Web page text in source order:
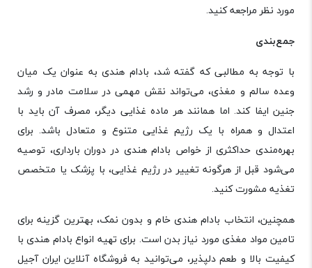
مورد نظر مراجعه کنید.
جمع‌بندی
با توجه به مطالبی که گفته شد، بادام هندی به عنوان یک میان
‌وعده سالم و مغذی، می‌تواند نقش مهمی در سلامت مادر و رشد
جنین ایفا کند. اما همانند هر ماده غذایی دیگر، مصرف آن باید با
اعتدال و همراه با یک رژیم غذایی متنوع و متعادل باشد. برای
بهره‌مندی حداکثری از خواص بادام هندی در دوران بارداری، توصیه
می‌شود قبل از هرگونه تغییر در رژیم غذایی، با پزشک یا متخصص
تغذیه مشورت کنید.
همچنین، انتخاب بادام هندی خام و بدون نمک، بهترین گزینه برای
تامین مواد مغذی مورد نیاز بدن است. برای تهیه انواع بادام هندی با
کیفیت بالا و طعم دلپذیر، می‌توانید به فروشگاه آنلاین ایران آجیل